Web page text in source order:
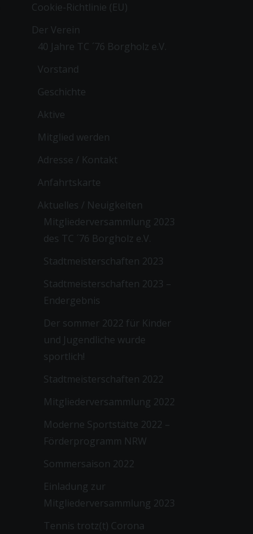
Cookie-Richtlinie (EU)
Der Verein
40 Jahre TC ´76 Borgholz e.V.
Vorstand
Geschichte
Aktive
Mitglied werden
Adresse / Kontakt
Anfahrtskarte
Aktuelles / Neuigkeiten
Mitgliederversammlung 2023
des TC ´76 Borgholz e.V.
Stadtmeisterschaften 2023
Stadtmeisterschaften 2023 –
Endergebnis
Der sommer 2022 für Kinder
und Jugendliche wurde
sportlich!
Stadtmeisterschaften 2022
Mitgliederversammlung 2022
Moderne Sportstätte 2022 –
Förderprogramm NRW
Sommersaison 2022
Einladung zur
Mitgliederversammlung 2023
Tennis trotz(t) Corona